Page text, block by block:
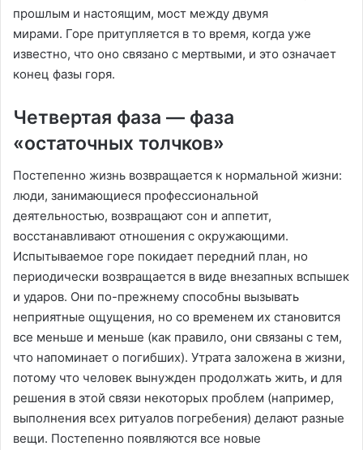
прошлым и настоящим, мост между двумя
мирами. Горе притупляется в то время, когда уже
известно, что оно связано с мертвыми, и это означает
конец фазы горя.
Четвертая фаза — фаза
«остаточных толчков»
Постепенно жизнь возвращается к нормальной жизни:
люди, занимающиеся профессиональной
деятельностью, возвращают сон и аппетит,
восстанавливают отношения с окружающими.
Испытываемое горе покидает передний план, но
периодически возвращается в виде внезапных вспышек
и ударов. Они по-прежнему способны вызывать
неприятные ощущения, но со временем их становится
все меньше и меньше (как правило, они связаны с тем,
что напоминает о погибших). Утрата заложена в жизни,
потому что человек вынужден продолжать жить, и для
решения в этой связи некоторых проблем (например,
выполнения всех ритуалов погребения) делают разные
вещи. Постепенно появляются все новые